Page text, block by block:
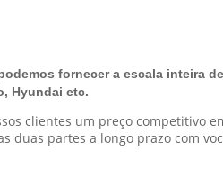
fornecer a escala inteira
Hyundai etc.
clientes um preço competitivo
duas partes a longo prazo com